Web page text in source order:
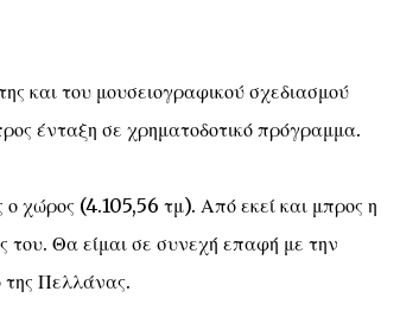
και του μουσειογραφικού σχεδιασμού
ένταξη σε χρηματοδοτικό πρόγραμμα.
(4.105,56 τμ). Από εκεί και μπρος η
του. Θα είμαι σε συνεχή επαφή με την
της Πελλάνας.